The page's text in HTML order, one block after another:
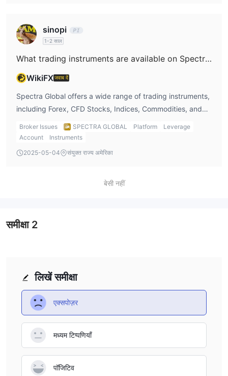
sinopi
1-2 साल
What trading instruments are available on Spectra Global?
WikiFXजवाब दें
Spectra Global offers a wide range of trading instruments,
including Forex, CFD Stocks, Indices, Commodities, and
Futures. I would definitely take advantage of this variety
to diversify my trading portfolio and spread my risk across
Broker Issues SPECTRA GLOBAL Platform
Leverage
Account
Instruments
2025-05-04
संयुक्त राज्य अमेरिका
बेसी नहीं
लिखें समीक्षा
एक्सपोज़र
मध्यम टिप्पणियाँ
पॉजिटिव
समीक्षा2